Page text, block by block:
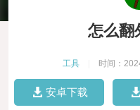
怎么翻
工具 时间：
安卓下载